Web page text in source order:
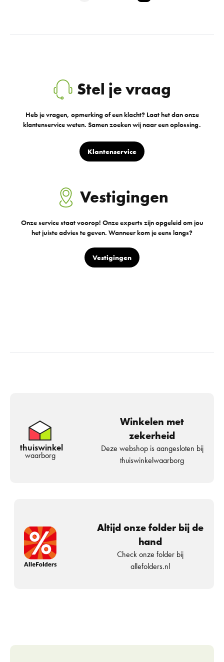
Stel je vraag
Heb je vragen, opmerking of een klacht? Laat het dan onze
klantenservice weten. Samen zoeken wij naar een oplossing.
Klantenservice
Vestigingen
Onze service staat voorop! Onze experts zijn opgeleid om jou
het juiste advies te geven. Wanneer kom je eens langs?
Vestigingen
thuiswinkel
waarborg
Winkelen met
zekerheid
Deze webshop is aangesloten bij
thuiswinkelwaarborg
Altijd onze folder bij de
hand
Check onze folder bij
allefolders.nl